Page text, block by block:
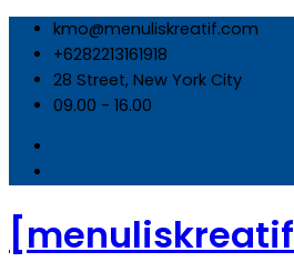
Skip
content
kmo@menuliskreatif.com
+6282213161918
28 Street, New York City
09.00 - 16.00